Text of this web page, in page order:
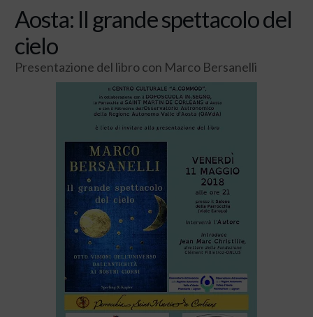
Aosta: Il grande spettacolo del
cielo
Presentazione del libro con Marco Bersanelli